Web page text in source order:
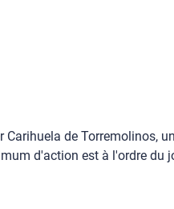
de Torremolinos,
d'action est à l'ordre du